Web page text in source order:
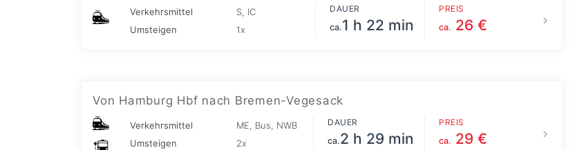
Verkehrsmittel
S, IC
Umsteigen
1x
DAUER
ca.1 h 22 min
PREIS
ca. 26 €
Von Hamburg Hbf nach Bremen-Vegesack
Verkehrsmittel
ME, Bus, NWB
Umsteigen
2x
DAUER
ca.2 h 29 min
PREIS
ca. 29 €